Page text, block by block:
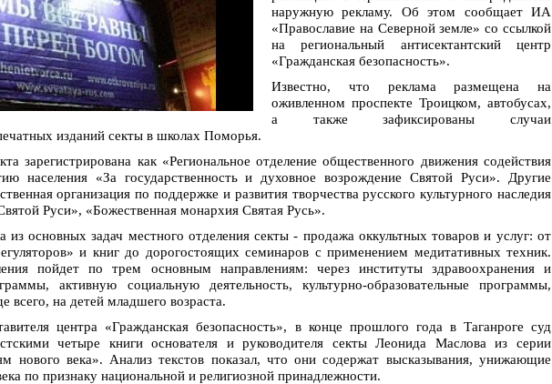
наружную рекламу. Об этом сообщает ИА
«Православие на Северной земле» со ссылкой
на региональный антисектантский центр
«Гражданская безопасность».
Известно, что реклама размещена на
оживленном проспекте Троицком, автобусах,
а также зафиксированы случаи
изданий секты в школах Поморья.
зарегистрирована как «Региональное отделение общественного движения содействия
населения «За государственность и духовное возрождение Святой Руси». Другие
организация по поддержке и развития творчества русского культурного наследия
Руси», «Божественная монархия Святая Русь».
основных задач местного отделения секты - продажа оккультных товаров и услуг: от
и книг до дорогостоящих семинаров с применением медитативных техник.
пойдет по трем основным направлениям: через институты здравоохранения и
активную социальную деятельность, культурно-образовательные программы,
всего, на детей младшего возраста.
центра «Гражданская безопасность», в конце прошлого года в Таганроге суд
четыре книги основателя и руководителя секты Леонида Маслова из серии
нового века». Анализ текстов показал, что они содержат высказывания, унижающие
по признаку национальной и религиозной принадлежности.